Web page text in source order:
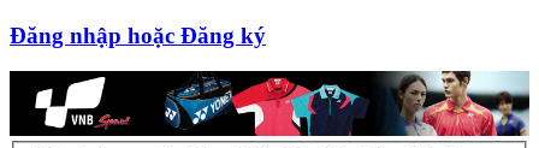
Đăng nhập hoặc Đăng ký